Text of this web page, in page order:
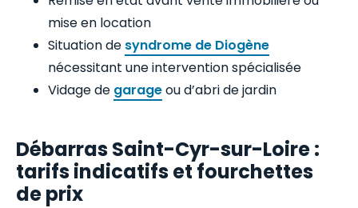
mise en location
Situation de syndrome de Diogène
nécessitant une intervention spécialisée
Vidage de garageou d’abri de jardin
Débarras Saint-Cyr-sur-Loire :
tarifs indicatifs et fourchettes
de prix